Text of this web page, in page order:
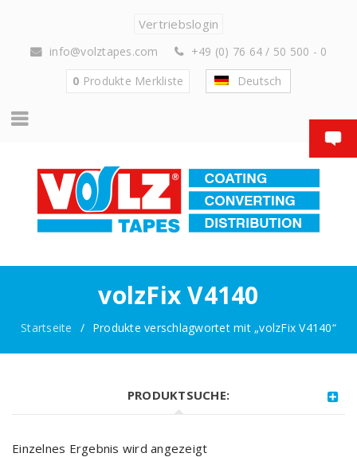
Vertriebslogin
info@volztapes.com
+49 (0) 76 64 / 50 500 - 0
0 Produkte Merkliste Deutsch
volzFix V4140
Startseite / Produkte verschlagwortet mit „volzFix V4140“
PRODUKTSUCHE:
Einzelnes Ergebnis wird angezeigt